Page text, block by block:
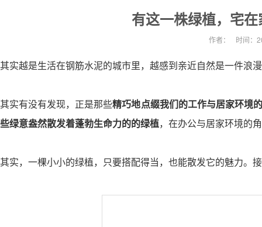
有这一株绿植，宅
作者： 时间：
其实越是生活在钢筋水泥的城市里，越感到亲近自然是一件浪
其实有没有发现，正是那些精巧地点缀我们的工作与居家环境
些绿意盎然散发着蓬勃生命力的的绿植，在办公与居家环境的
其实，一棵小小的绿植，只要搭配得当，也能散发它的魅力。